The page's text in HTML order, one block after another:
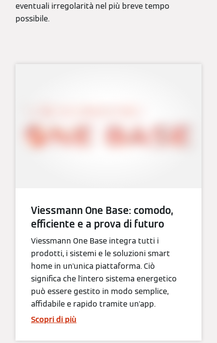
eventuali irregolarità nel più breve tempo
possibile.
Viessmann One Base: comodo,
efficiente e a prova di futuro
Viessmann One Base integra tutti i
prodotti, i sistemi e le soluzioni smart
home in un'unica piattaforma. Ciò
significa che l'intero sistema energetico
può essere gestito in modo semplice,
affidabile e rapido tramite un'app.
Scopri di più